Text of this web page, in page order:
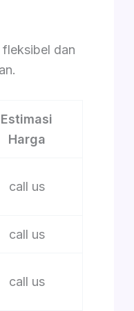
dan
Estimasi
Harga
call us
call us
call us